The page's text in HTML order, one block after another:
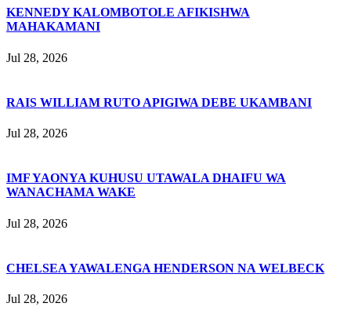
KENNEDY KALOMBOTOLE AFIKISHWA
MAHAKAMANI
Jul 28, 2026
RAIS WILLIAM RUTO APIGIWA DEBE UKAMBANI
Jul 28, 2026
IMF YAONYA KUHUSU UTAWALA DHAIFU WA
WANACHAMA WAKE
Jul 28, 2026
CHELSEA YAWALENGA HENDERSON NA WELBECK
Jul 28, 2026